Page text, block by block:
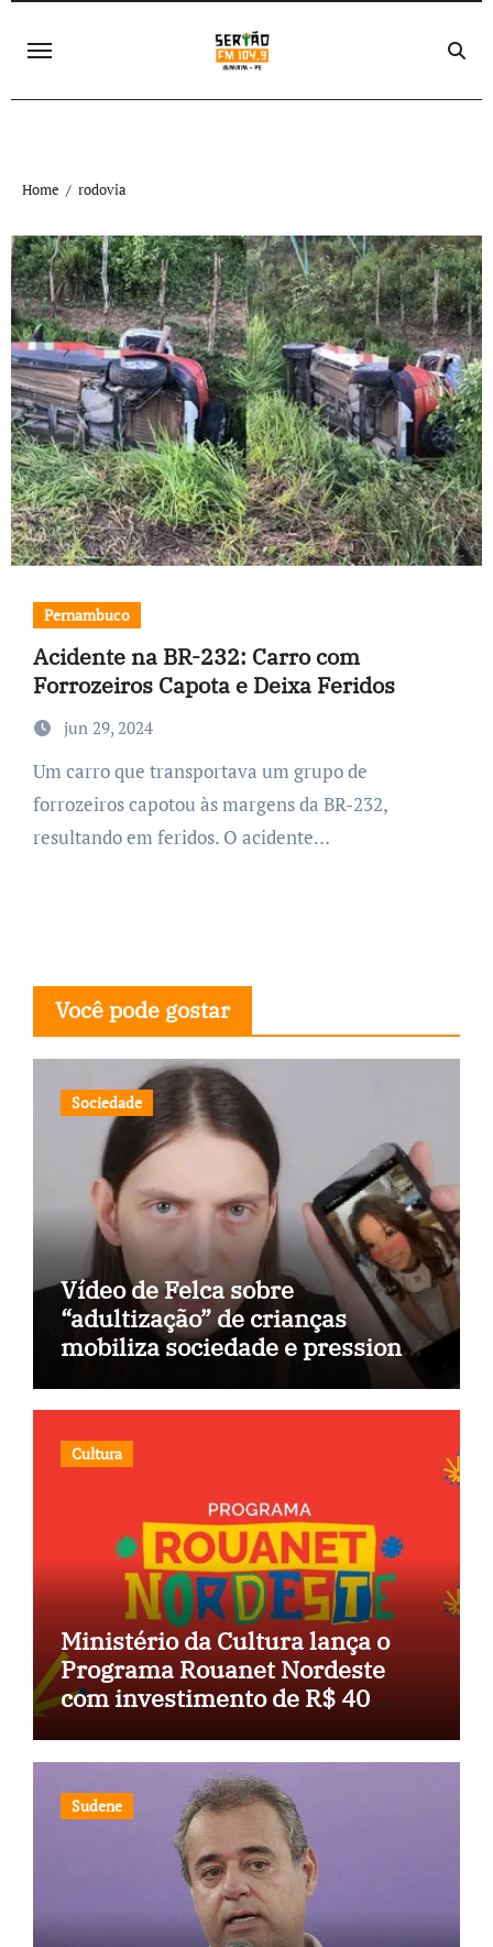
Home rodovia
Pernambuco
Acidente na BR-232: Carro com
Forrozeiros Capota e Deixa Feridos
jun 29, 2024
Um carro que transportava um grupo de
forrozeiros capotou às margens da BR-232,
resultando em feridos. O acidente…
Você pode gostar
Sociedade
Vídeo de Felca sobre
“adultização” de crianças
mobiliza sociedade e pressiona
Cultura
Ministério da Cultura lança o
Programa Rouanet Nordeste
com investimento de R$ 40
Sudene